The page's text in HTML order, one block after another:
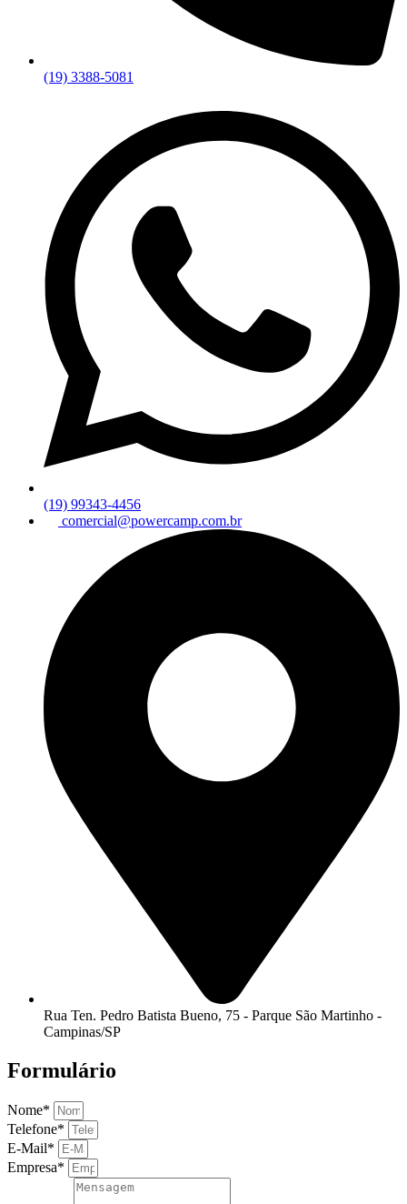
(19) 3388-5081
(19) 99343-4456
comercial@powercamp.com.br
Rua Ten. Pedro Batista Bueno, 75 - Parque São Martinho -
Campinas/SP
Formulário
Nome*
Telefone*
E-Mail*
Empresa*